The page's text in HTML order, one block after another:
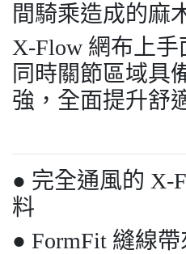
間騎乘造成的麻
X-Flow 網布上手
同時關節區域具
強，全面提升舒
● 完全通風的 X-
料
● FormFit 縫線